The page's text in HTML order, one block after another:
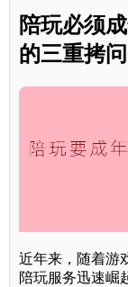
陪玩必须
的三重拷问
近年来，随着游
陪玩服务迅速崛